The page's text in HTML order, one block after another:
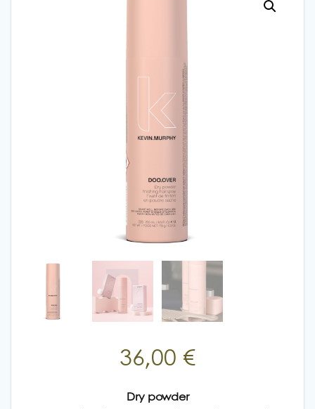
36,00 €
Dry powder